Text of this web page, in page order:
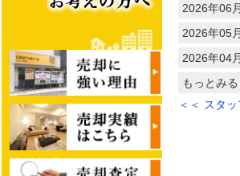
2026年06
2026年05
2026年04
もっとみる
＜＜ スタ